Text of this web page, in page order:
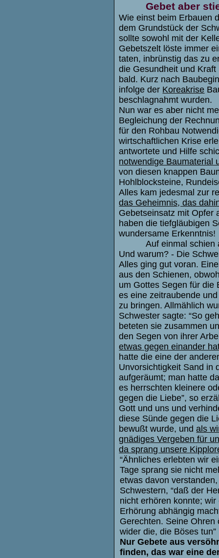
Gebet aber
Wie einst beim Erbauen
dem Grundstück der
sollte sowohl mit der
Gebetszelt löste immer
taten, inbrünstig das zu
die Gesundheit und
bald. Kurz nach
infolge der Koreakrise
beschlagnahmt wurden.
Nun war es aber nicht
Begleichung der
für den Rohbau
wirtschaftlichen Krise
antwortete und Hilfe
notwendige Baumaterial
von diesen knappen
Hohlblocksteine,
Alles kam jedesmal zur
das Geheimnis, das
Gebetseinsatz mit Opfer
haben die tiefgläubigen
wundersame Erkenntnis!
Auf einmal schien
Und warum? - Die
Alles ging gut voran.
aus den Schienen,
um Gottes Segen für die
es eine zeitraubende
zu bringen. Allmählich
Schwester sagte: “So
beteten sie zusammen
den Segen von ihrer
etwas gegen einander
hatte die eine der
Unvorsichtigkeit Sand in
aufgeräumt; man hatte
es herrschten kleinere
gegen die Liebe”, so
Gott und uns und
diese Sünde gegen die
bewußt wurde, undals
gnädiges Vergeben für
da sprang unsere
“Ähnliches erlebten wir
Tage sprang sie nicht
etwas davon
Schwestern, “daß der
nicht erhören konnte;
Erhörung abhängig
Gerechten. Seine
wider die, die Böses
Nur Gebete aus
finden, das war eine